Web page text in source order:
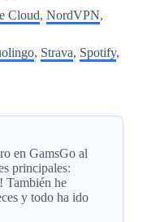
Cloud, NordVPN,
, Strava, Spotify,
en GamsGo al
principales:
También he
y todo ha ido